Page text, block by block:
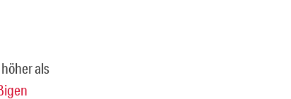
als